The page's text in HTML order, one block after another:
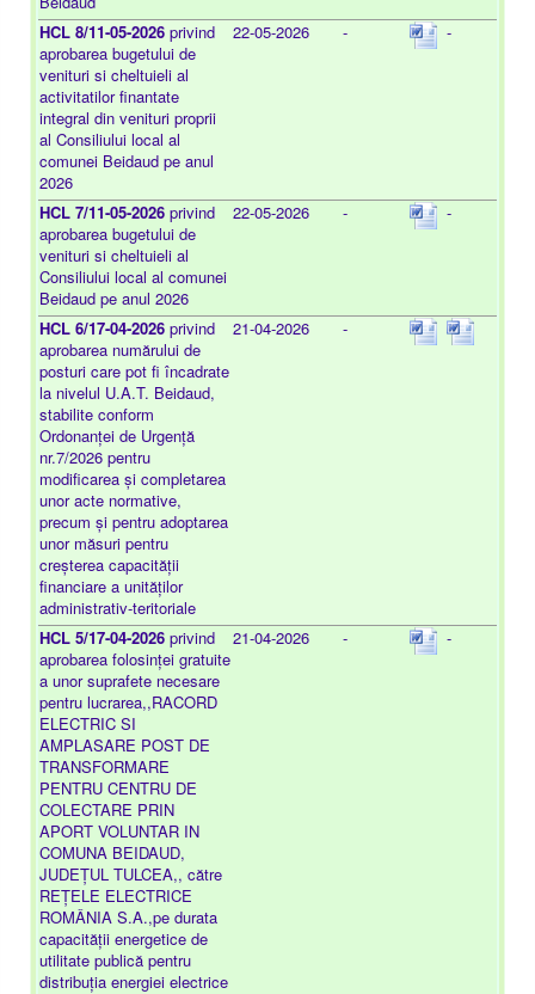
HCL 8/11-05-2026 privind
aprobarea bugetului de
venituri si cheltuieli al
activitatilor finantate
integral din venituri proprii
al Consiliului local al
comunei Beidaud pe anul
2026
22-05-2026 - -
HCL 7/11-05-2026 privind
aprobarea bugetului de
venituri si cheltuieli al
Consiliului local al comunei
Beidaud pe anul 2026
22-05-2026 - -
HCL 6/17-04-2026 privind
aprobarea numărului de
posturi care pot fi încadrate
la nivelul U.A.T. Beidaud,
stabilite conform
Ordonanței de Urgență
nr.7/2026 pentru
modificarea și completarea
unor acte normative,
precum și pentru adoptarea
unor măsuri pentru
creșterea capacității
financiare a unităților
administrativ-teritoriale
21-04-2026 -
HCL 5/17-04-2026 privind
aprobarea folosinței gratuite
a unor suprafete necesare
pentru lucrarea,,RACORD
ELECTRIC SI
AMPLASARE POST DE
TRANSFORMARE
PENTRU CENTRU DE
COLECTARE PRIN
APORT VOLUNTAR IN
COMUNA BEIDAUD,
JUDEȚUL TULCEA,, către
REȚELE ELECTRICE
ROMÂNIA S.A.,pe durata
capacității energetice de
utilitate publică pentru
distribuția energiei electrice
21-04-2026 - -